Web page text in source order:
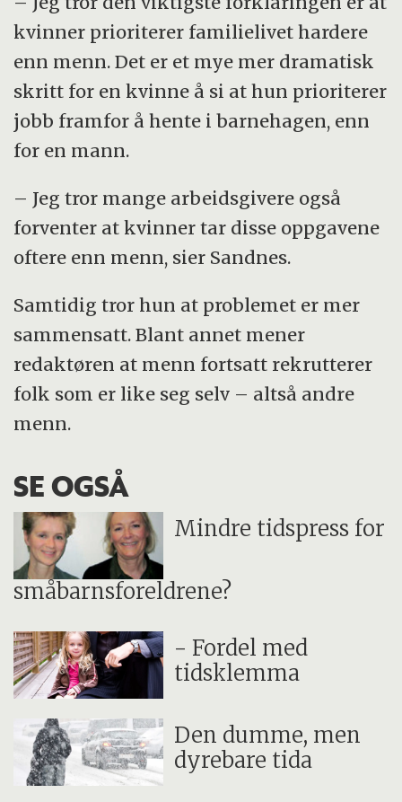
kvinner prioriterer familielivet hardere
enn menn. Det er et mye mer dramatisk
skritt for en kvinne å si at hun prioriterer
jobb framfor å hente i barnehagen, enn
for en mann.
– Jeg tror mange arbeidsgivere også
forventer at kvinner tar disse oppgavene
oftere enn menn, sier Sandnes.
Samtidig tror hun at problemet er mer
sammensatt. Blant annet mener
redaktøren at menn fortsatt rekrutterer
folk som er like seg selv – altså andre
menn.
SE OGSÅ
Mindre tidspress for
småbarnsforeldrene?
- Fordel med
tidsklemma
Den dumme, men
dyrebare tida